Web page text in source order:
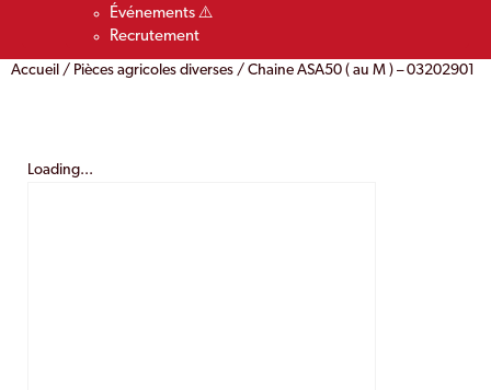
Événements ⚠️
Recrutement
Accueil / Pièces agricoles diverses / Chaine ASA50 ( au M ) – 03202901
Loading...